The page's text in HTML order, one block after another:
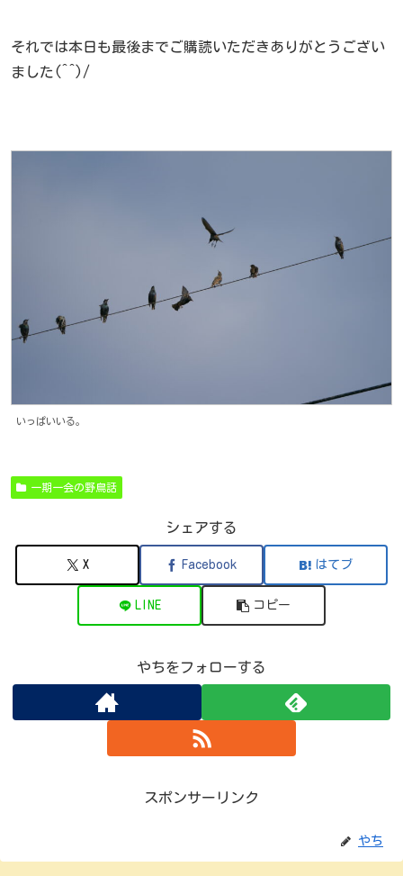
それでは本日も最後までご購読いただきありがとうござい
ました(^^)/
いっぱいいる。
一期一会の野鳥話
シェアする
X Facebook はてブ
LINE コピー
やちをフォローする
スポンサーリンク
やち